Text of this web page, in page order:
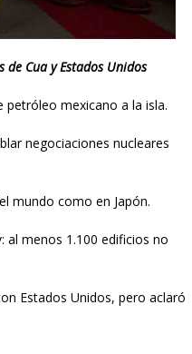
Cua y Estados Unidos
petróleo mexicano a la isla.
negociaciones nucleares
mundo como en Japón.
al menos 1.100 edificios no
Estados Unidos, pero aclaró